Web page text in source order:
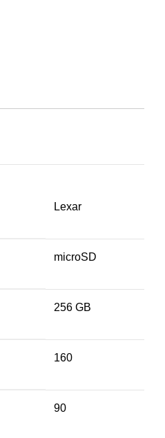
Lexar
microSD
256 GB
160
90